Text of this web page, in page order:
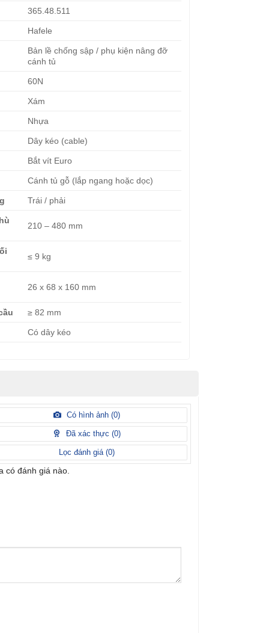
365.48.511
Hafele
Bản lề chống sập / phụ kiện nâng đỡ
cánh tủ
60N
Xám
Nhựa
Dây kéo (cable)
Bắt vít Euro
Cánh tủ gỗ (lắp ngang hoặc dọc)
Trái / phải
210 – 480 mm
≤ 9 kg
26 x 68 x 160 mm
≥ 82 mm
Có dây kéo
Có hình ảnh (0)
Đã xác thực (0)
Lọc đánh giá (0)
có đánh giá nào.